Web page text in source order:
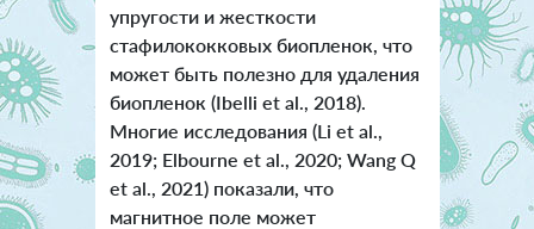
упругости и жесткости
стафилококковых биопленок, что
может быть полезно для удаления
биопленок (Ibelli et al., 2018).
Многие исследования (Li et al.,
2019; Elbourne et al., 2020; Wang Q
et al., 2021) показали, что
магнитное поле может